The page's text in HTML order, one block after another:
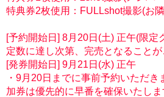
特典券2枚使用：FULLshot撮影(お
[予約開始日] 8月20日(土) 正午(限定
定数に達し次第、完売となることが
[発券開始日] 9月21日(水) 正午
・9月20日までに事前予約いただ
加券は優先的に早番を確保いたしま